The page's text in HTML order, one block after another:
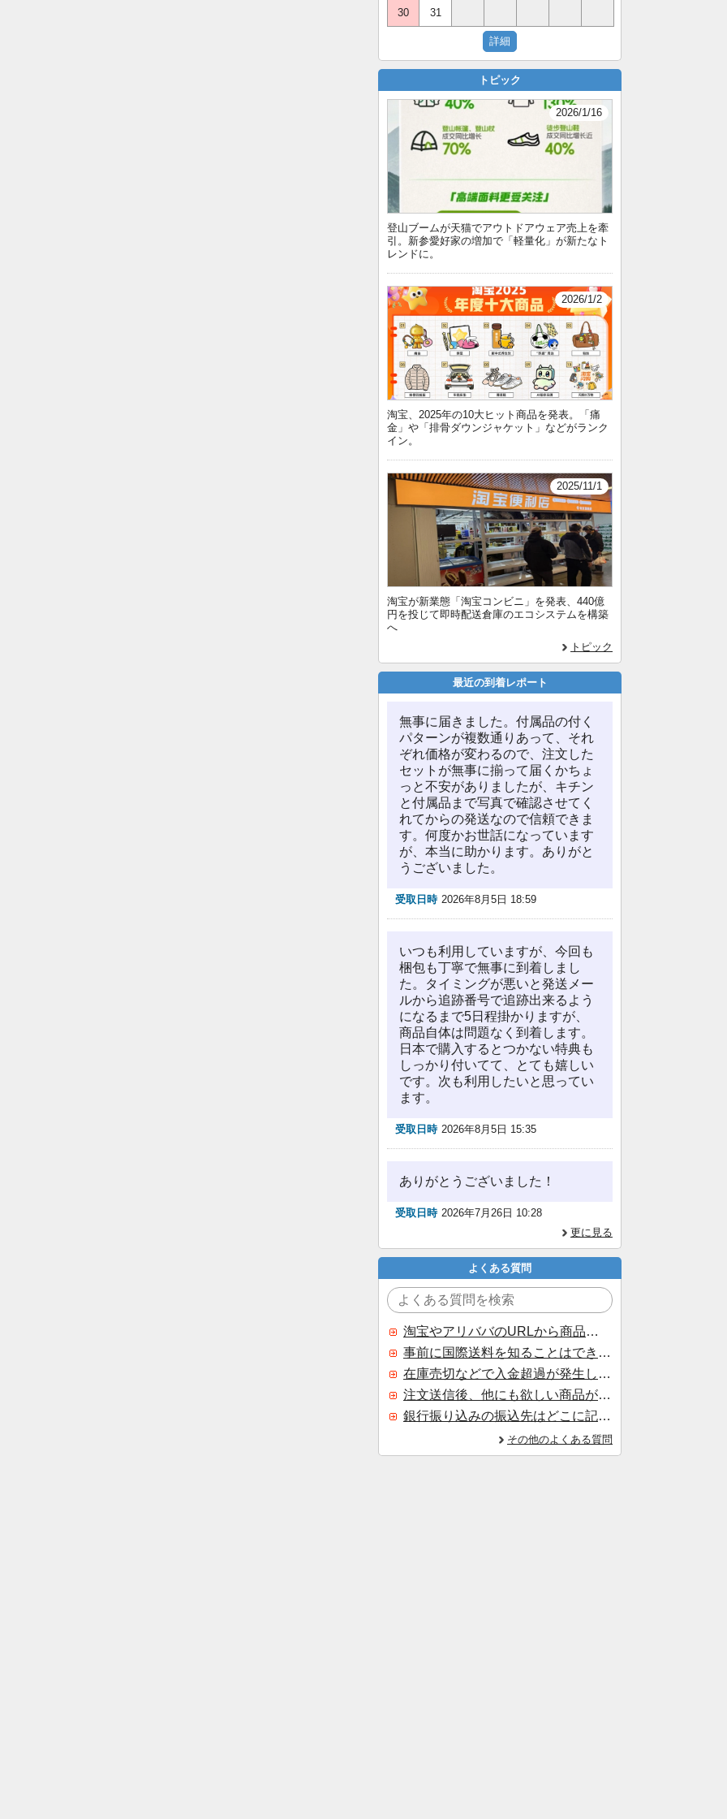
30 31
トピック
2026/1/16
登山ブームが天猫でアウトドアウェア売上を牽
引。新参愛好家の増加で「軽量化」が新たなト
レンドに。
2026/1/2
淘宝、2025年の10大ヒット商品を発表。「痛
金」や「排骨ダウンジャケット」などがランク
イン。
2025/11/1
淘宝が新業態「淘宝コンビニ」を発表、440億
円を投じて即時配送倉庫のエコシステムを構築
へ
トピック
最近の到着レポート
無事に届きました。付属品の付く
パターンが複数通りあって、それ
ぞれ価格が変わるので、注文した
セットが無事に揃って届くかちょ
っと不安がありましたが、キチン
と付属品まで写真で確認させてく
れてからの発送なので信頼できま
す。何度かお世話になっています
が、本当に助かります。ありがと
うございました。
受取日時 2026年8月5日 18:59
いつも利用していますが、今回も
梱包も丁寧で無事に到着しまし
た。タイミングが悪いと発送メー
ルから追跡番号で追跡出来るよう
になるまで5日程掛かりますが、
商品自体は問題なく到着します。
日本で購入するとつかない特典も
しっかり付いてて、とても嬉しい
です。次も利用したいと思ってい
ます。
受取日時 2026年8月5日 15:35
ありがとうございました！
受取日時 2026年7月26日 10:28
更に見る
よくある質問
淘宝やアリババのURLから商品を探すことはできますか？
事前に国際送料を知ることはできますか？
在庫売切などで入金超過が発生した場合はいつ返金されますか？
注文送信後、他にも欲しい商品が見つかった場合、追加注文できますか？
銀行振り込みの振込先はどこに記載されていますか？
その他のよくある質問